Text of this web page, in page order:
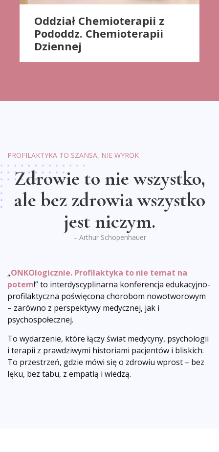
Oddział Chemioterapii z
Pododdz. Chemioterapii
Dziennej
PROFILAKTYKA TO SZANSA, NIE WYROK
Zdrowie to nie wszystko,
ale bez zdrowia wszystko
jest niczym.
– Arthur Schopenhauer
„ONKOlogicznie. Profilaktyka to nie temat na
potem!” to interdyscyplinarna konferencja edukacyjno-
profilaktyczna poświęcona chorobom nowotworowym
– zarówno z perspektywy medycznej, jak i
psychospołecznej.
To wydarzenie, które łączy świat medycyny, psychologii
i terapii z prawdziwymi historiami pacjentów i bliskich.
To przestrzeń, gdzie mówi się o zdrowiu wprost – bez
lęku, bez tabu, z empatią i wiedzą.